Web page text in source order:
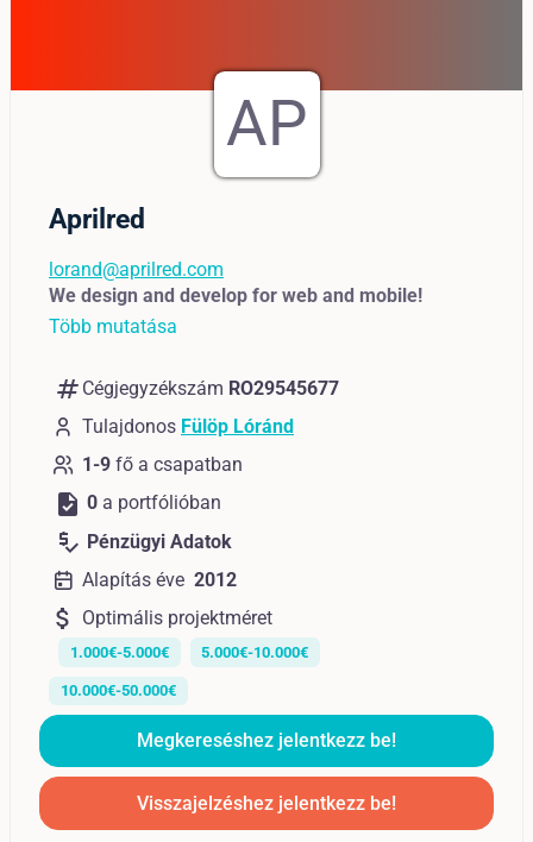
AP
Aprilred
lorand@aprilred.com
We design and develop for web and mobile!
Több mutatása
numbers Cégjegyzékszám RO29545677
Tulajdonos Fülöp Lóránd
1-9 fő a csapatban
task 0 a portfólióban
price_check Pénzügyi Adatok
Alapítás éve 2012
attach_money Optimális projektméret
1.000€-5.000€ 5.000€-10.000€
10.000€-50.000€
Megkereséshez jelentkezz be!
Visszajelzéshez jelentkezz be!